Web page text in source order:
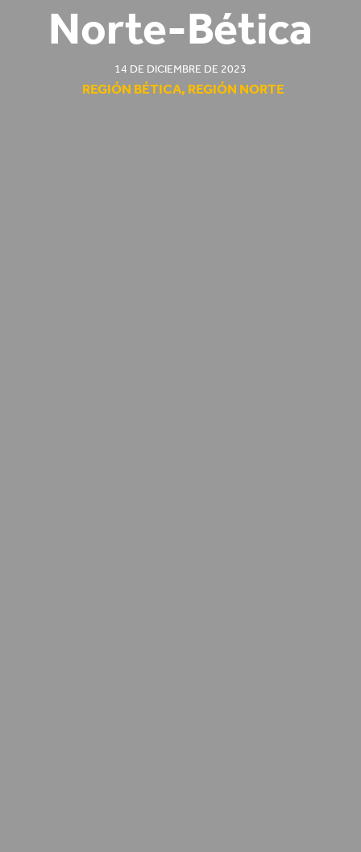
Norte-Bética
14 DE DICIEMBRE DE 2023
REGIÓN BÉTICA, REGIÓN NORTE